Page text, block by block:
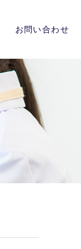
お問い合わせ